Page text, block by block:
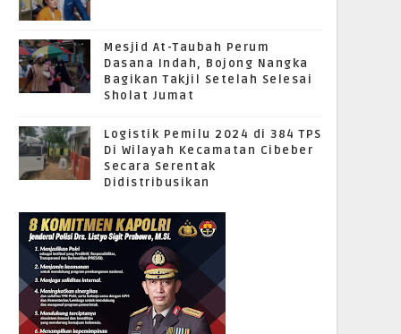
Mesjid At-Taubah Perum
Dasana Indah, Bojong Nangka
Bagikan Takjil Setelah Selesai
Sholat Jumat
Logistik Pemilu 2024 di 384 TPS
Di Wilayah Kecamatan Cibeber
Secara Serentak
Didistribusikan